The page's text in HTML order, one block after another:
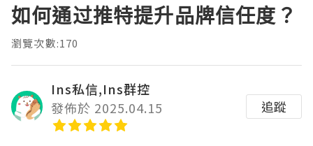
如何通过推特提升品牌信任度？
瀏覽次數:170
Ins私信,Ins群控
發佈於 2025.04.15
追蹤